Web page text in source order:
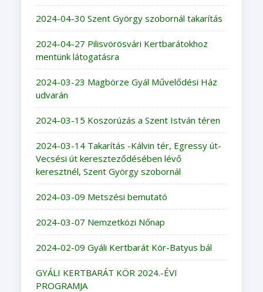
2024-04-30 Szent György szobornál takarítás
2024-04-27 Pilisvörösvári Kertbarátokhoz
mentünk látogatásra
2024-03-23 Magbörze Gyál Művelődési Ház
udvarán
2024-03-15 Koszorúzás a Szent István téren
2024-03-14 Takarítás -Kálvin tér, Egressy út-
Vecsési út kereszteződésében lévő
keresztnél, Szent György szobornál
2024-03-09 Metszési bemutató
2024-03-07 Nemzetközi Nőnap
2024-02-09 Gyáli Kertbarát Kör-Batyus bál
GYÁLI KERTBARÁT KÖR 2024.-ÉVI
PROGRAMJA